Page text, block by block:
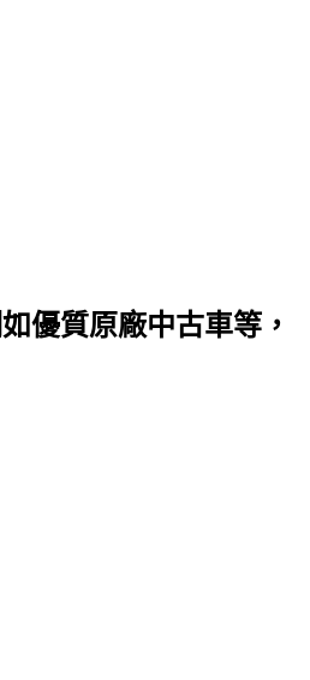
優質原廠中古車等，